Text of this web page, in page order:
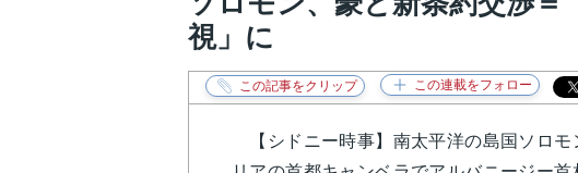
視」に
【シドニー時事】南太平洋の島国ソロモ